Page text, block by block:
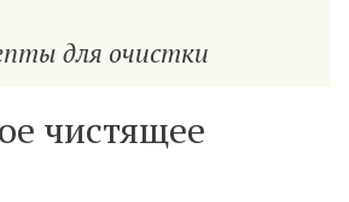
для очистки
чистящее